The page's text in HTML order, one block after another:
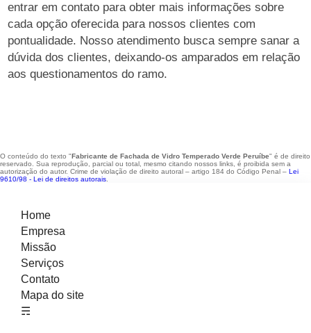
entrar em contato para obter mais informações sobre
cada opção oferecida para nossos clientes com
pontualidade. Nosso atendimento busca sempre sanar a
dúvida dos clientes, deixando-os amparados em relação
aos questionamentos do ramo.
O conteúdo do texto "Fabricante de Fachada de Vidro Temperado Verde Peruíbe" é de direito
reservado. Sua reprodução, parcial ou total, mesmo citando nossos links, é proibida sem a
autorização do autor. Crime de violação de direito autoral – artigo 184 do Código Penal – Lei
9610/98 - Lei de direitos autorais
Home
Empresa
Missão
Serviços
Contato
Mapa do site
☴